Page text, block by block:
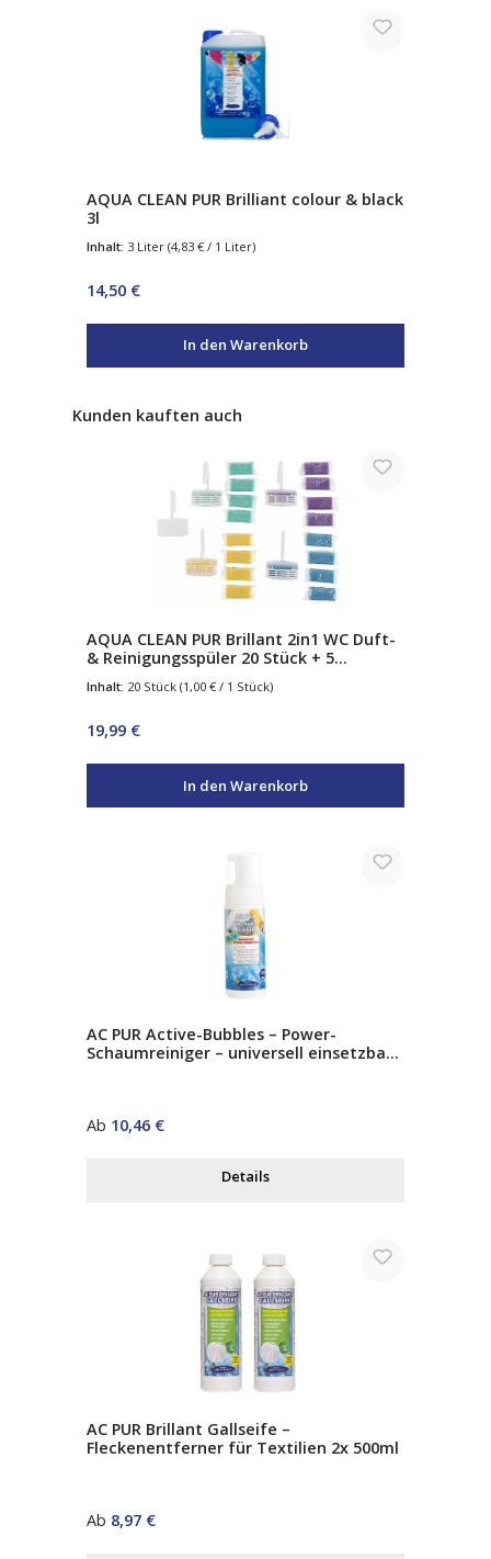
AQUA CLEAN PUR Brilliant colour & black
3l
Inhalt: 3 Liter (4,83 € / 1 Liter)
Regulärer Preis:
14,50 €
In den Warenkorb
Produktgalerie überspringen
Kunden kauften auch
AQUA CLEAN PUR Brillant 2in1 WC Duft-
& Reinigungsspüler 20 Stück + 5
Inhalt: 20 Stück (1,00 € / 1 Stück)
Regulärer Preis:
19,99 €
In den Warenkorb
AC PUR Active-Bubbles – Power-
Schaumreiniger – universell einsetzbar
Regulärer Preis:
Ab 10,46 €
Details
AC PUR Brillant Gallseife –
Fleckenentferner für Textilien 2x 500ml
Regulärer Preis:
Ab 8,97 €